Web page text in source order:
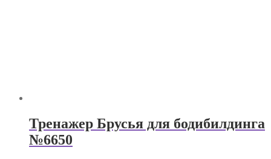
Тренажер Брусья для бодибилдинга
№6650